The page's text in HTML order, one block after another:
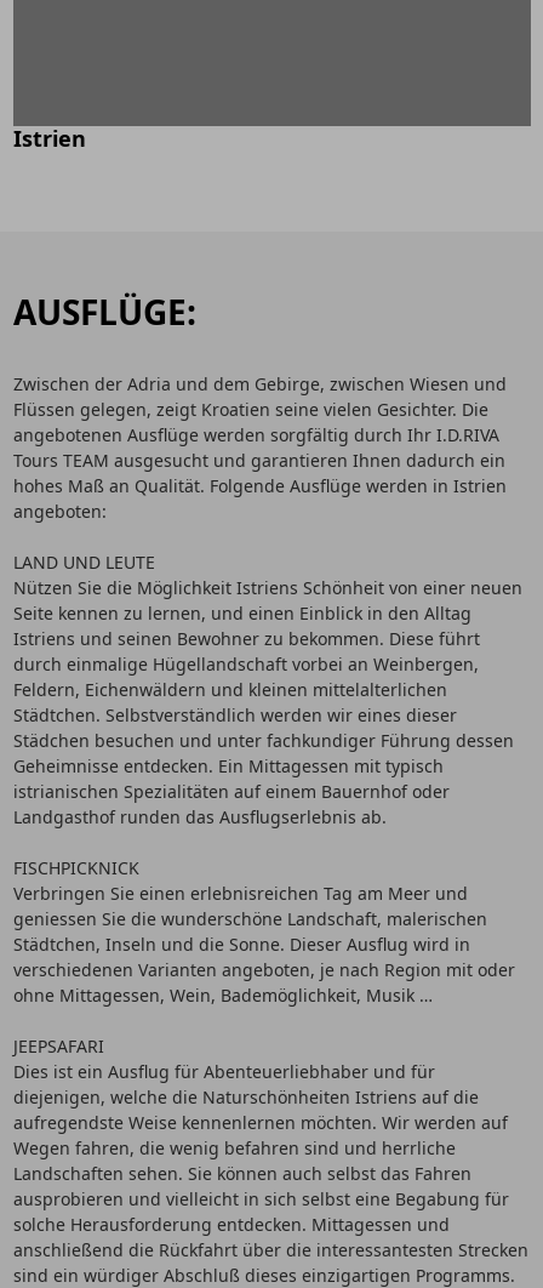
Istrien
AUSFLÜGE:
Zwischen der Adria und dem Gebirge, zwischen Wiesen und
Flüssen gelegen, zeigt Kroatien seine vielen Gesichter. Die
angebotenen Ausflüge werden sorgfältig durch Ihr I.D.RIVA
Tours TEAM ausgesucht und garantieren Ihnen dadurch ein
hohes Maß an Qualität. Folgende Ausflüge werden in Istrien
angeboten:
LAND UND LEUTE
Nützen Sie die Möglichkeit Istriens Schönheit von einer neuen
Seite kennen zu lernen, und einen Einblick in den Alltag
Istriens und seinen Bewohner zu bekommen. Diese führt
durch einmalige Hügellandschaft vorbei an Weinbergen,
Feldern, Eichenwäldern und kleinen mittelalterlichen
Städtchen. Selbstverständlich werden wir eines dieser
Städchen besuchen und unter fachkundiger Führung dessen
Geheimnisse entdecken. Ein Mittagessen mit typisch
istrianischen Spezialitäten auf einem Bauernhof oder
Landgasthof runden das Ausflugserlebnis ab.
FISCHPICKNICK
Verbringen Sie einen erlebnisreichen Tag am Meer und
geniessen Sie die wunderschöne Landschaft, malerischen
Städtchen, Inseln und die Sonne. Dieser Ausflug wird in
verschiedenen Varianten angeboten, je nach Region mit oder
ohne Mittagessen, Wein, Bademöglichkeit, Musik …
JEEPSAFARI
Dies ist ein Ausflug für Abenteuerliebhaber und für
diejenigen, welche die Naturschönheiten Istriens auf die
aufregendste Weise kennenlernen möchten. Wir werden auf
Wegen fahren, die wenig befahren sind und herrliche
Landschaften sehen. Sie können auch selbst das Fahren
ausprobieren und vielleicht in sich selbst eine Begabung für
solche Herausforderung entdecken. Mittagessen und
anschließend die Rückfahrt über die interessantesten Strecken
sind ein würdiger Abschluß dieses einzigartigen Programms.